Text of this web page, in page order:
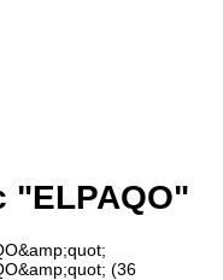
"ELPAQO"